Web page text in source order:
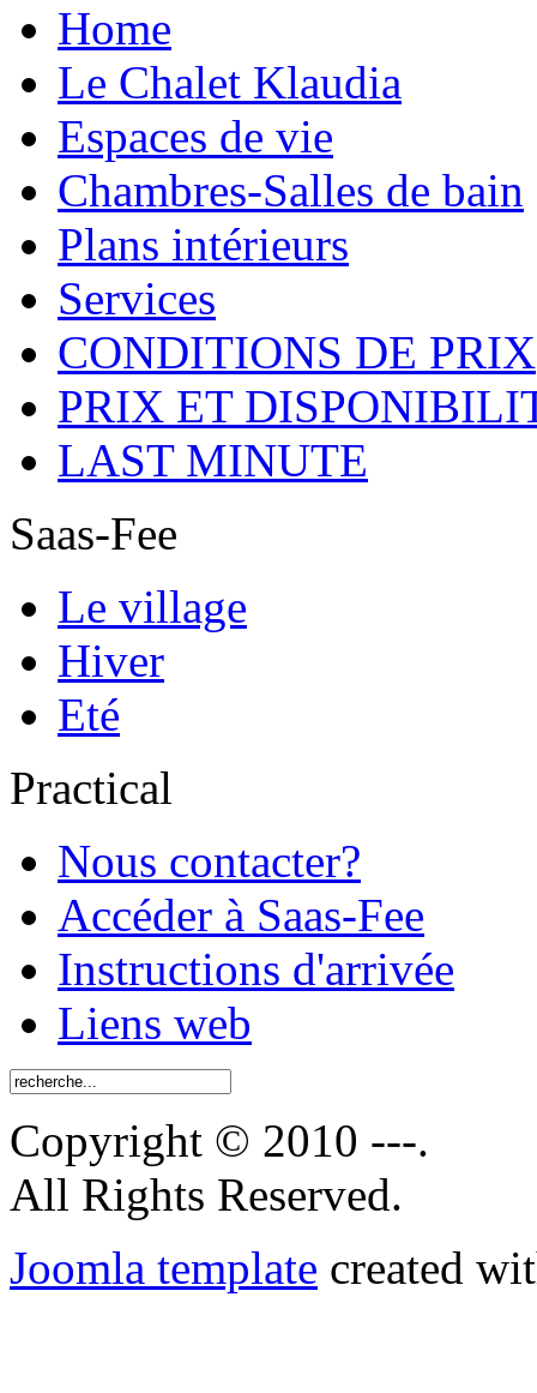
Home
Le Chalet Klaudia
Espaces de vie
Chambres-Salles de bain
Plans intérieurs
Services
CONDITIONS DE PRIX
PRIX ET
LAST MINUTE
Saas-Fee
Le village
Hiver
Eté
Practical
Nous contacter?
Accéder à Saas-Fee
Instructions d'arrivée
Liens web
Copyright © 2010 ---.
All Rights Reserved.
Joomla template created